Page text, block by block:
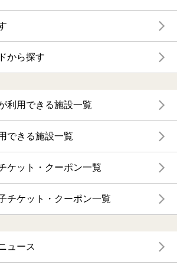
から探す
利用できる施設一覧
できる施設一覧
ケット・クーポン一覧
チケット・クーポン一覧
ュース